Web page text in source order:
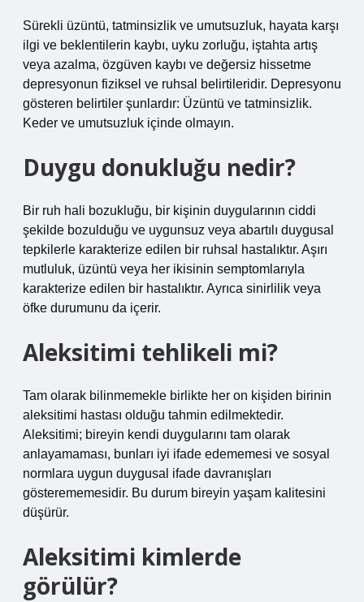
Sürekli üzüntü, tatminsizlik ve umutsuzluk, hayata karşı
ilgi ve beklentilerin kaybı, uyku zorluğu, iştahta artış
veya azalma, özgüven kaybı ve değersiz hissetme
depresyonun fiziksel ve ruhsal belirtileridir. Depresyonu
gösteren belirtiler şunlardır: Üzüntü ve tatminsizlik.
Keder ve umutsuzluk içinde olmayın.
Duygu donukluğu nedir?
Bir ruh hali bozukluğu, bir kişinin duygularının ciddi
şekilde bozulduğu ve uygunsuz veya abartılı duygusal
tepkilerle karakterize edilen bir ruhsal hastalıktır. Aşırı
mutluluk, üzüntü veya her ikisinin semptomlarıyla
karakterize edilen bir hastalıktır. Ayrıca sinirlilik veya
öfke durumunu da içerir.
Aleksitimi tehlikeli mi?
Tam olarak bilinmemekle birlikte her on kişiden birinin
aleksitimi hastası olduğu tahmin edilmektedir.
Aleksitimi; bireyin kendi duygularını tam olarak
anlayamaması, bunları iyi ifade edememesi ve sosyal
normlara uygun duygusal ifade davranışları
gösterememesidir. Bu durum bireyin yaşam kalitesini
düşürür.
Aleksitimi kimlerde
görülür?